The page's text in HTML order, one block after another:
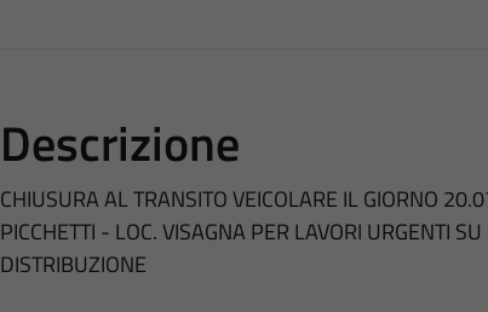
Descrizione
CHIUSURA AL TRANSITO VEICOLARE IL GIORNO
PICCHETTI - LOC. VISAGNA PER LAVORI URGENTI
DISTRIBUZIONE